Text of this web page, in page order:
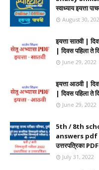
स्वाध्याय इयत्ता
August 30,
इयत्ता सातवी |
| दिवस पहिला ते
June 29, 2022
इयत्ता आठवी |
| दिवस पहिला ते
June 29, 2022
5th / 8th
answers pdf
उत्तरपत्रिका
July 31, 2022